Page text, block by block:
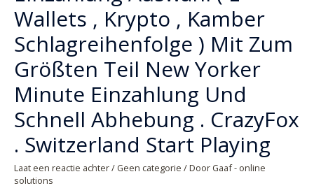
Wallets , Krypto , Kamber
Schlagreihenfolge ) Mit Zum
Größten Teil New Yorker
Minute Einzahlung Und
Schnell Abhebung . CrazyFox
. Switzerland Start Playing
Laat een reactie achter/ Geen categorie / Door Gaaf - online
solutions